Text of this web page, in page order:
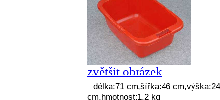
zvětšit obrázek
délka:71 cm,šířka:46 cm,výška:24
cm,hmotnost:1,2 kg